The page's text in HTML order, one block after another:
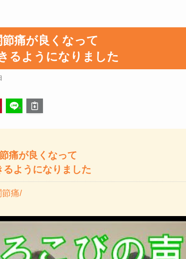
痛が良くなって
るようになりました
痛が良くなって
ようになりました
節痛